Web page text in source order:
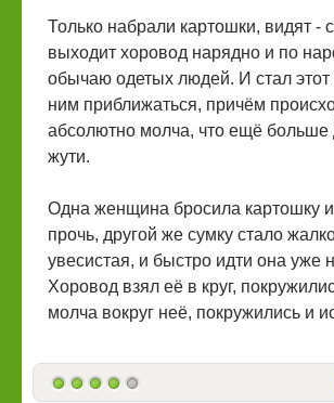
Только набрали картошки, видят -
выходит хоровод нарядно и по
обычаю одетых людей. И стал этот
ним приближаться, причём
абсолютно молча, что ещё больше
жути.
Одна женщина бросила картошку
прочь, другой же сумку стало
увесистая, и быстро идти она уже
Хоровод взял её в круг,
молча вокруг неё, покружились и